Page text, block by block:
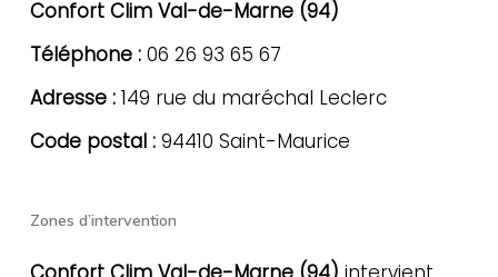
Confort Clim Val-de-Marne (94)
Téléphone :06 26 93 65 67
Adresse :149 rue du maréchal Leclerc
Code postal :94410 Saint-Maurice
Zones d’intervention